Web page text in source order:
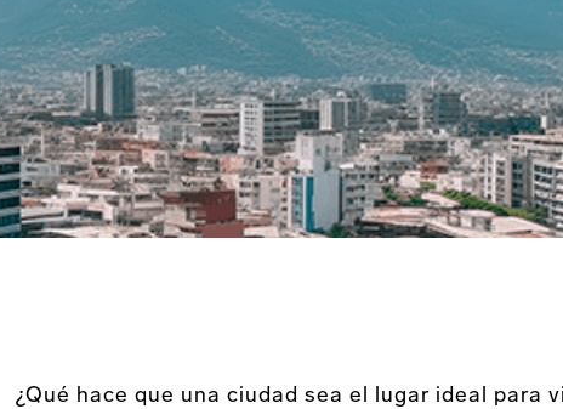
¿Qué hace que una ciudad sea el lugar ideal para